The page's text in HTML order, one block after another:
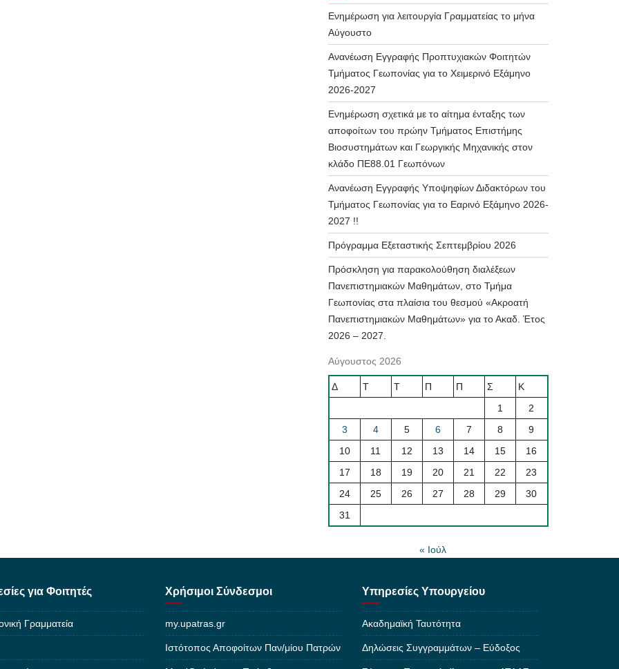
Ενημέρωση για λειτουργία Γραμματείας το μήνα
Αύγουστο
Ανανέωση Εγγραφής Προπτυχιακών Φοιτητών
Τμήματος Γεωπονίας για το Χειμερινό Εξάμηνο
2026-2027
Ενημέρωση σχετικά με το αίτημα ένταξης των
αποφοίτων του πρώην Τμήματος Επιστήμης
Βιοσυστημάτων και Γεωργικής Μηχανικής στον
κλάδο ΠΕ88.01 Γεωπόνων
Ανανέωση Εγγραφής Υποψηφίων Διδακτόρων του
Τμήματος Γεωπονίας για το Εαρινό Εξάμηνο 2026-
2027 !!
Πρόγραμμα Εξεταστικής Σεπτεμβρίου 2026
Πρόσκληση για παρακολούθηση διαλέξεων
Πανεπιστημιακών Μαθημάτων, στο Τμήμα
Γεωπονίας στα πλαίσια του θεσμού «Ακροατή
Πανεπιστημιακών Μαθημάτων» για το Ακαδ. Έτος
2026 – 2027.
Αύγουστος 2026
Δ Τ Τ Π Π Σ
Κ
1
2
3
4 5 6 7 8
9
10
11 12 13 14 15
16
17
18 19 20 21 22
23
24
25 26 27 28 29
30
31
« Ιούλ
για Φοιτητές
Γραμματεία
Χρήσιμοι Σύνδεσμοι
my.upatras.gr
Ιστότοπος Αποφοίτων Παν/μίου Πατρών
Υπηρεσίες Υπουργείου
Ακαδημαϊκή Ταυτότητα
Δηλώσεις Συγγραμμάτων – Εύδοξος